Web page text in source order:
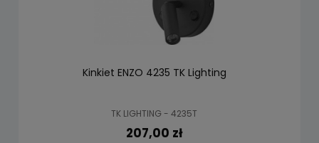
Kinkiet ENZO 4235 TK Lighting
TK LIGHTING - 4235T
207,00 zł